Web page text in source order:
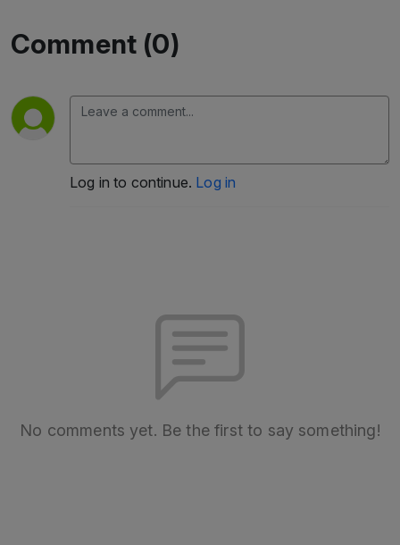
Comment (0)
Log in to continue. Log in
No comments yet. Be the first to say something!